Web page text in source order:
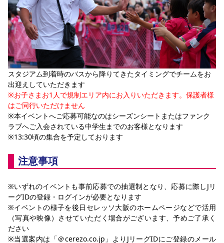
スタジアム到着時のバスから降りてきたタイミングでチームをお
出迎えしていただきます
※お子さまお1人で規制エリア内にお入りいただきます。保護者様
はご同行いただけません
※本イベントへご応募可能なのはシーズンシートまたはファンク
ラブへご入会されている中学生までのお客様となります
※13:30頃の集合を予定しております
注意事項
※いずれのイベントも事前応募での抽選制となり、応募に際しJリ
ーグIDの登録・ログインが必要となります
※イベントの様子を後日セレッソ大阪のホームページなどで活用
（写真や映像）させていただく場合がございます、予めご了承く
ださい
※当選案内は「＠cerezo.co.jp」よりJリーグIDにご登録のメール